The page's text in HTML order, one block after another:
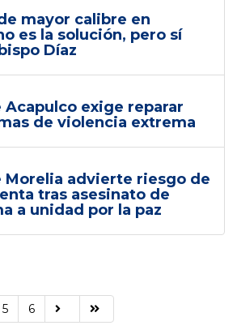
mayor calibre en
es la solución, pero sí
Díaz
exige reparar
de violencia extrema
Morelia advierte riesgo de
tras asesinato de
a unidad por la paz
5 6